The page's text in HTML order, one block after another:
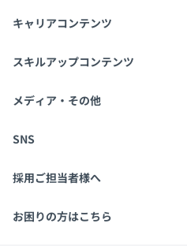
キャリアコンテンツ
転職・キャリア
スキルアップコンテンツ
学習
メディア・その他
Tech Team Journal
SNS
X
採用ご担当者様へ
採用・教育をお考えの企業様へ
お困りの方はこちら